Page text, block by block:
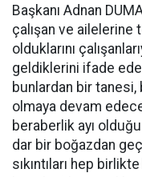
Başkanı Adnan
çalışan ve ailelerine
olduklarını
geldiklerini ifade
bunlardan bir tanesi,
olmaya devam
beraberlik ayı
dar bir boğazdan
sıkıntıları hep